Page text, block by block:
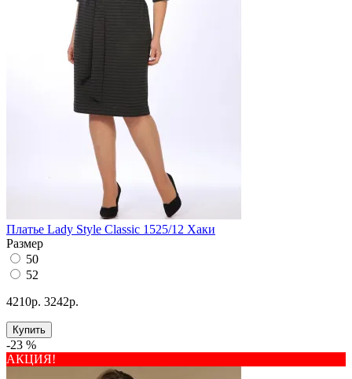
Платье Lady Style Classic 1525/12 Хаки
Размер
50
52
4210р. 3242р.
Купить
-23 %
АКЦИЯ!